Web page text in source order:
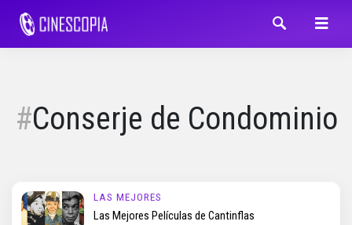
Conserje de Condominio
LAS MEJORES
Las Mejores Películas de Cantinflas